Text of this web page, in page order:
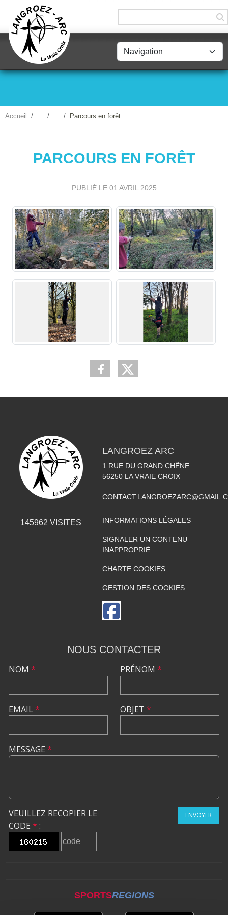
Accueil Parcours en forêt
PARCOURS EN FORÊT
PUBLIÉ LE 01 AVRIL 2025
145962 VISITES
LANGROEZ ARC
1 RUE DU GRAND CHÊNE
56250 LA VRAIE CROIX
INFORMATIONS LÉGALES
SIGNALER UN CONTENU
INAPPROPRIÉ
CHARTE COOKIES
GESTION DES COOKIES
NOUS CONTACTER
NOM *
EMAIL*
PRÉNOM *
OBJET *
MESSAGE *
VEUILLEZ RECOPIER LE
CODE * :
ENVOYER
SPORTSREGIONS
Panneau de gestion des cookies